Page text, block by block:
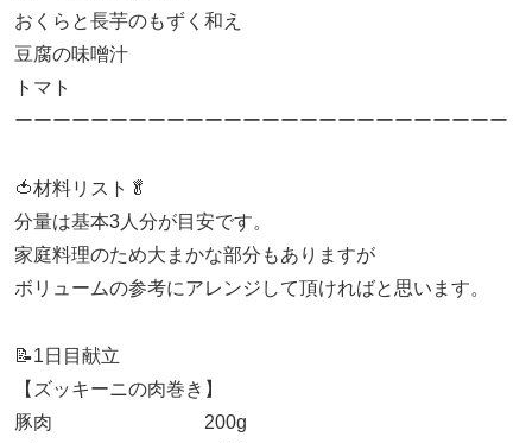
おくらと長芋のもずく和え
豆腐の味噌汁
トマト
ーーーーーーーーーーーーーーーーーーーーーーーーーー
🍅材料リスト🥬
分量は基本3人分が目安です。
家庭料理のため大まかな部分もありますが
ボリュームの参考にアレンジして頂ければと思います。
📝1日目献立
【ズッキーニの肉巻き】
豚肉 200g